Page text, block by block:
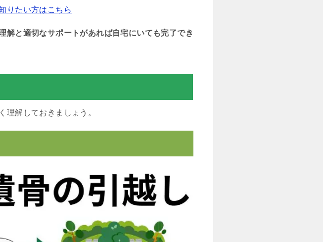
りたい方はこちら
解と適切なサポートがあれば自宅にいても完了でき
理解しておきましょう。